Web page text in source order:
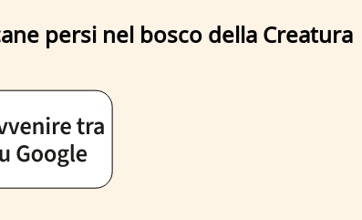
persi nel bosco della Creatura